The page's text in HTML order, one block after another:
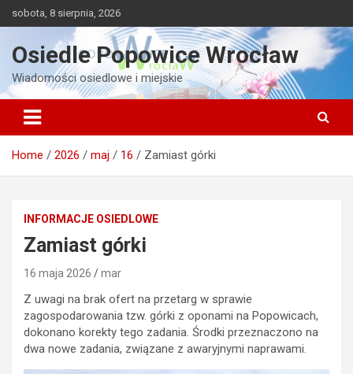
to
sobota, 8 sierpnia, 2026
Osiedle Popowice Wrocław
Wiadomości osiedlowe i miejskie
Home 2026 maj 16 Zamiast górki
INFORMACJE OSIEDLOWE
Zamiast górki
16 maja 2026 mar
Z uwagi na brak ofert na przetarg w sprawie
zagospodarowania tzw. górki z oponami na Popowicach,
dokonano korekty tego zadania. Środki przeznaczono na
dwa nowe zadania, związane z awaryjnymi naprawami.